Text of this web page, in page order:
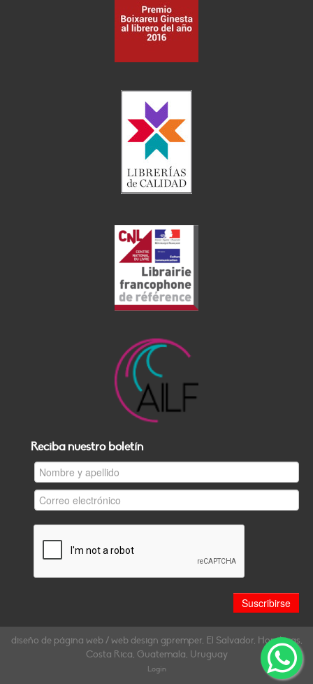
Reciba nuestro boletín
diseño de página web / web design gpremper, El Salvador, Honduras,
Costa Rica, Guatemala, Uruguay
Login